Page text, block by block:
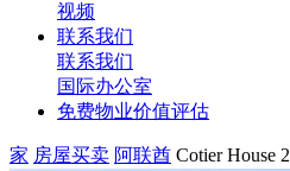
视频
联系我们
联系我们
国际办公室
免费物业价值评估
家 房屋买卖 阿联酋 Cotier House 2